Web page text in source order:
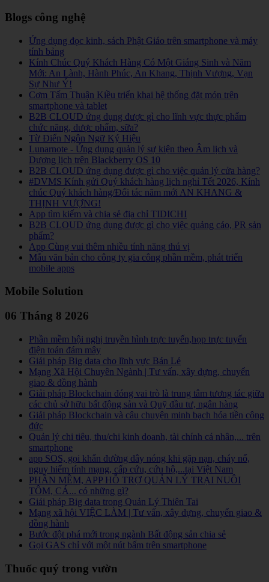
Blogs công nghệ
Ứng dụng đọc kinh, sách Phật Giáo trên smartphone và máy
tính bảng
Kính Chúc Quý Khách Hàng Có Một Giáng Sinh và Năm
Mới: An Lành, Hành Phúc, An Khang, Thịnh Vượng, Vạn
Sự Như Ý!
Cơm Tấm Thuận Kiều triển khai hệ thống đặt món trên
smartphone và tablet
B2B CLOUD ứng dụng được gì cho lĩnh vực thực phẩm
chức năng, dược phẩm, sữa?
Từ Điển Ngôn Ngữ Ký Hiệu
Lunarnote - Ứng dụng quản lý sự kiện theo Âm lịch và
Dương lịch trên Blackberry OS 10
B2B CLOUD ứng dụng được gì cho việc quản lý cửa hàng?
#DVMS Kính gửi Quý khách hàng lịch nghỉ Tết 2026, Kính
chúc Quý khách hàng/Đối tác năm mới AN KHANG &
THỊNH VƯỢNG!
App tìm kiếm và chia sẻ địa chỉ TIDICHI
B2B CLOUD ứng dụng được gì cho việc quảng cáo, PR sản
phẩm?
App Cùng vui thêm nhiều tính năng thú vị
Mẫu văn bản cho công ty gia công phần mềm, phát triển
mobile apps
Mobile Solution
06 Tháng 8 2026
Phần mềm hội nghị truyền hình trực tuyến,họp trực tuyến
điện toán đám mây
Giải pháp Big data cho lĩnh vực Bán Lẻ
Mạng Xã Hội Chuyên Ngành | Tư vấn, xây dựng, chuyển
giao & đồng hành
Giải pháp Blockchain đóng vai trò là trung tâm tương tác giữa
các chủ sở hữu bất động sản và Quỹ đầu tư, ngân hàng
Giải pháp Blockchain và câu chuyện minh bạch hóa tiền công
đức
Quản lý chi tiêu, thu/chi kinh doanh, tài chính cá nhân,... trên
smartphone
app SOS, gọi khẩn đường dây nóng khi gặp nạn, cháy nổ,
nguy hiểm tính mạng, cấp cứu, cứu hộ,...tại Việt Nam
PHẦN MỀM, APP HỖ TRỢ QUẢN LÝ TRẠI NUÔI
TÔM, CÁ... có những gì?
Giải pháp Big data trong Quản Lý Thiên Tai
Mạng xã hội VIỆC LÀM | Tư vấn, xây dựng, chuyển giao &
đồng hành
Bước đột phá mới trong ngành Bất động sản chia sẻ
Gọi GAS chỉ với một nút bấm trên smartphone
Thuốc quý trong vườn